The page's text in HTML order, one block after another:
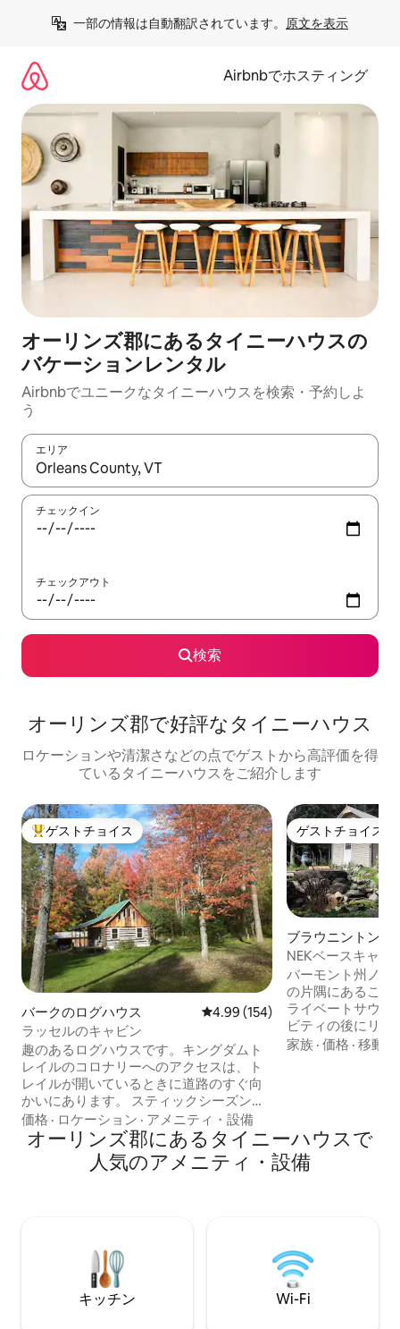
一部の情報は自動翻訳されています。 原文を表示
Airbnbでホスティング
オーリンズ郡にあるタイニーハウスの
バケーションレンタル
Airbnbでユニークなタイニーハウスを検索・予約しよ
う
エリア
検索結果が表示されたら、上下の矢印キーを使って移動するか
チェックイン
チェックアウト
検索
オーリンズ郡で好評なタイニーハウス
ロケーションや清潔さなどの点でゲストから高評価を得
ているタイニーハウスをご紹介します
大好評のゲストチョイスです。
ゲストチョイス
バークのログハウス レビュー154件、5つ星中4.99つ
4.99 (154)
ラッセルのキャビン
趣のあるログハウスです。キングダムト
レイルのコロナリーへのアクセスは、ト
レイルが開いているときに道路のすぐ向
かいにあります。 スティックシーズン中
に何をすべきですか？ もちろん、グラベ
ルライドとハイキングです！！！！ 1 ～4
名様宿泊可能。 2階の寝室にはキングサイ
ズベッドがあり、2つのツインXLベッドに
手な場合は、メモリーフォームの折りた
たみベッドが2台あります。
価格 · ロケーション · アメニティ・設備
ゲストチョイス
ゲストチョイス
ブラウニントンの
NEKベースキャン
ート
バーモント州ノー
の片隅にあるこの
ライベートサウナ
ビティの後にリ
場所です。 アクション満載の1日の後、サ
ーバックカント
す。100マイル以
ルのトレイルがあ
家族 ·価格 ·移動
オーリンズ郡にあるタイニーハウスで
人気のアメニティ・設備
キッチン Wi-Fi